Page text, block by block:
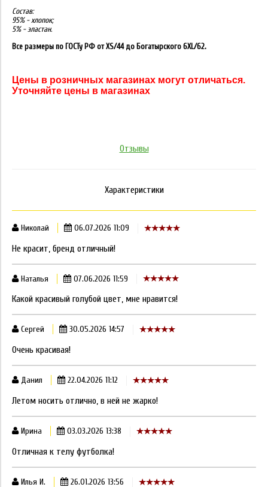
Состав:
95% - хлопок;
5% - эластан.
Все размеры по ГОСТу РФ от XS/44 до Богатырского 6XL/62.
Цены в розничных магазинах могут отличаться.
Уточняйте цены в магазинах
Отзывы
Характеристики
Николай 06.07.2026 11:09
Не красит, бренд отличный!
Наталья 07.06.2026 11:59
Какой красивый голубой цвет, мне нравится!
Сергей 30.05.2026 14:57
Очень красивая!
Данил 22.04.2026 11:12
Летом носить отлично, в ней не жарко!
Ирина 03.03.2026 13:38
Отличная к телу футболка!
Илья И. 26.01.2026 13:56